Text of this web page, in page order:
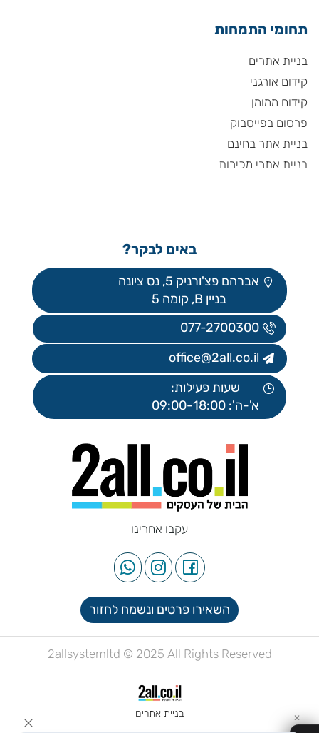
תחומי התמחות
בניית אתרים
קידום אורגני
קידום ממומן
פרסום בפייסבוק
בניית אתר בחינם
בניית אתרי מכירות
באים לבקר?
אברהם פצ'ורניק 5, נס ציונה
בניין B, קומה 5
077-2700300
office@2all.co.il
שעות פעילות:
א'-ה': 09:00-18:00
עקבו אחרינו
השאירו פרטים ונשמח לחזור
2allsystemltd © 2025 All Rights Reserved
בניית אתרים ✕